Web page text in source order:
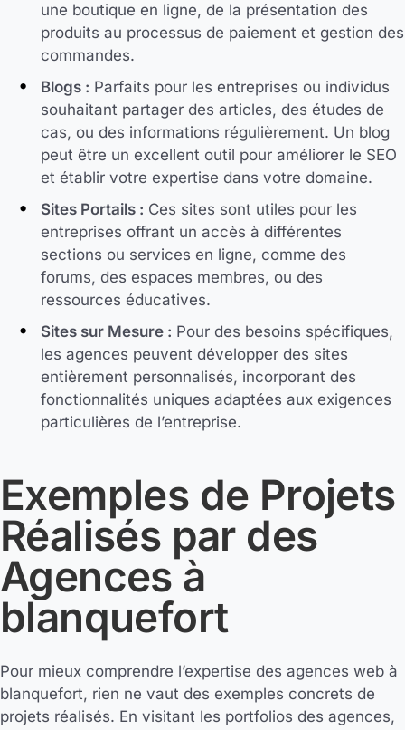
une boutique en ligne, de la présentation des
produits au processus de paiement et gestion des
commandes.
Blogs : Parfaits pour les entreprises ou individus
souhaitant partager des articles, des études de
cas, ou des informations régulièrement. Un blog
peut être un excellent outil pour améliorer le SEO
et établir votre expertise dans votre domaine.
Sites Portails : Ces sites sont utiles pour les
entreprises offrant un accès à différentes
sections ou services en ligne, comme des
forums, des espaces membres, ou des
ressources éducatives.
Sites sur Mesure : Pour des besoins spécifiques,
les agences peuvent développer des sites
entièrement personnalisés, incorporant des
fonctionnalités uniques adaptées aux exigences
particulières de l’entreprise.
Exemples de Projets
Réalisés par des
Agences à
blanquefort
Pour mieux comprendre l’expertise des agences web à
blanquefort, rien ne vaut des exemples concrets de
projets réalisés. En visitant les portfolios des agences,